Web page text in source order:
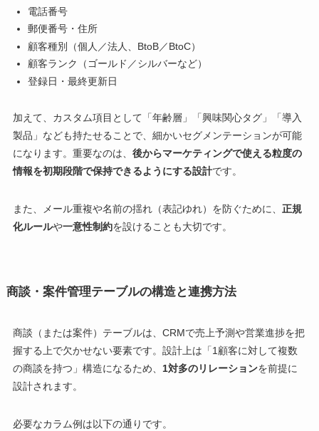
電話番号
郵便番号・住所
顧客種別（個人／法人、BtoB／BtoC）
顧客ランク（ゴールド／シルバーなど）
登録日・最終更新日
加えて、カスタム項目として「年齢層」「興味関心タグ」「導入
製品」なども持たせることで、細かいセグメンテーションが可能
になります。重要なのは、 後からマーケティングで使える粒度の
情報を初期段階で保持できるようにする設計です。
また、メール重複や名前の揺れ（表記ゆれ）を防ぐために、 正規
化ルールや一意性制約を設けることも大切です。
商談・案件管理テーブルの構造と連携方法
商談（または案件）テーブルは、CRMで売上予測や営業進捗を把
握する上で欠かせない要素です。設計上は「1顧客に対して複数
の商談を持つ」構造になるため、 1対多のリレーションを前提に
設計されます。
必要なカラム例は以下の通りです。